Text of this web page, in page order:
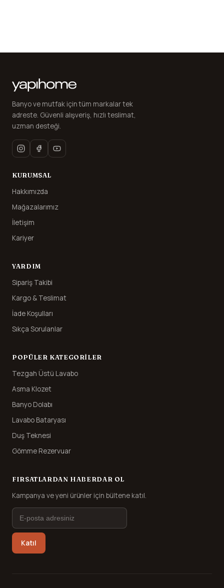
Banyo ve mutfak için tüm markalar tek
adreste. Güvenli alışveriş, hızlı teslimat,
uzman desteği.
KURUMSAL
Hakkımızda
Mağazalarımız
İletişim
Kariyer
YARDIM
Sipariş Takibi
Kargo & Teslimat
İade Koşulları
Sıkça Sorulanlar
POPÜLER KATEGORILER
Tezgah Üstü Lavabo
Asma Klozet
Banyo Dolabı
Lavabo Bataryası
Duş Teknesi
Gömme Rezervuar
FIRSATLARDAN HABERDAR OL
Kampanya ve yeni ürünler için bültene katıl.
Katıl